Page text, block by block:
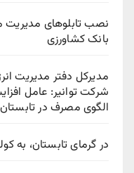
نصب تابلوهای مدیریت
بانک کشاورزی
مدیرکل دفتر مدیریت
شرکت توانیر: عامل
الگوی مصرف در
در گرمای تابستان، به